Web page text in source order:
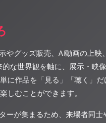
やグッズ販売、AI動画の上映
的な世界観を軸に、展示・映
に作品を「見る」「聴く」
しむことができます。
ーが集まるため、来場者同